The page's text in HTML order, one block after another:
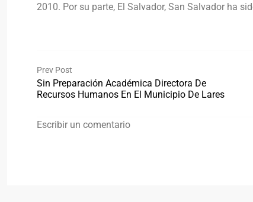
2010. Por su parte, El Salvador, San Salvador ha
Prev Post
Sin Preparación Académica Directora De
Recursos Humanos En El Municipio De Lares
Escribir un comentario